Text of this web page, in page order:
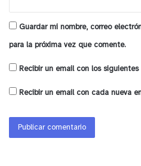
Guardar mi nombre, correo
para la próxima vez que comente.
Recibir un email con los
Recibir un email con cada nueva